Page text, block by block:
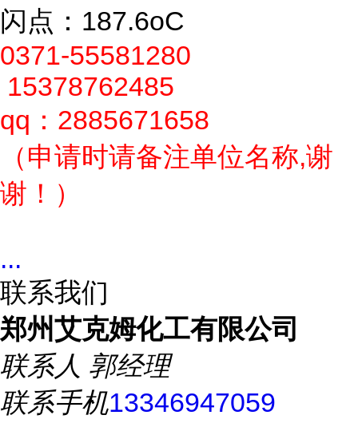
闪点：187.6oC
0371-55581280
15378762485
qq：2885671658
（申请时请备注单位名称,谢
谢！）
...
联系我们
郑州艾克姆化工有限公司
联系人 郭经理
联系手机13346947059